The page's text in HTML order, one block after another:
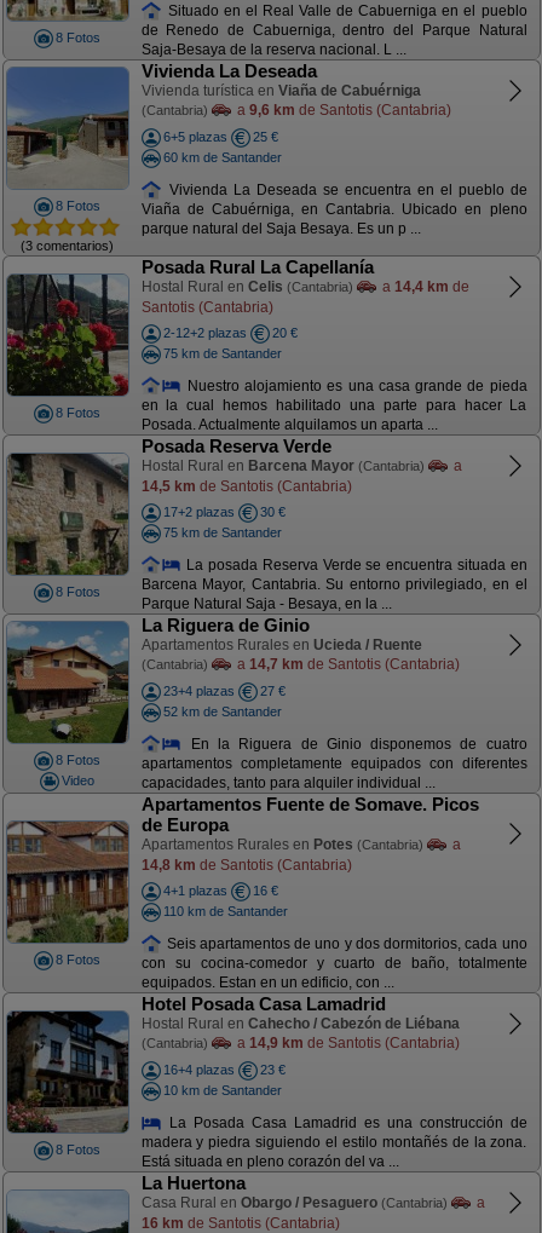
8 Fotos
Situado en el Real Valle de Cabuerniga en el pueblo
de Renedo de Cabuerniga, dentro del Parque Natural
Saja-Besaya de la reserva nacional. L ...
8 Fotos
(3 comentarios)
Vivienda La Deseada
Vivienda turística en Viaña de Cabuérniga
(Cantabria) a 9,6 km de Santotis (Cantabria)
6+5 plazas
25 €
60 km de Santander
Vivienda La Deseada se encuentra en el pueblo de
Viaña de Cabuérniga, en Cantabria. Ubicado en pleno
parque natural del Saja Besaya. Es un p ...
8 Fotos
Posada Rural La Capellanía
Hostal Rural en Celis (Cantabria) a 14,4 km de
Santotis (Cantabria)
2-12+2 plazas
20 €
75 km de Santander
Nuestro alojamiento es una casa grande de pieda
en la cual hemos habilitado una parte para hacer La
Posada. Actualmente alquilamos un aparta ...
8 Fotos
Posada Reserva Verde
Hostal Rural en Barcena Mayor (Cantabria)
a
14,5 km de Santotis (Cantabria)
17+2 plazas
30 €
75 km de Santander
La posada Reserva Verde se encuentra situada en
Barcena Mayor, Cantabria. Su entorno privilegiado, en el
Parque Natural Saja - Besaya, en la ...
8 Fotos
Video
La Riguera de Ginio
Apartamentos Rurales en Ucieda / Ruente
(Cantabria) a 14,7 km de Santotis (Cantabria)
23+4 plazas
27 €
52 km de Santander
En la Riguera de Ginio disponemos de cuatro
apartamentos completamente equipados con diferentes
capacidades, tanto para alquiler individual ...
8 Fotos
Apartamentos Fuente de Somave. Picos
de Europa
Apartamentos Rurales en Potes (Cantabria)
a
14,8 km de Santotis (Cantabria)
4+1 plazas
16 €
110 km de Santander
Seis apartamentos de uno y dos dormitorios, cada uno
con su cocina-comedor y cuarto de baño, totalmente
equipados. Estan en un edificio, con ...
8 Fotos
Hotel Posada Casa Lamadrid
Hostal Rural en Cahecho / Cabezón de Liébana
(Cantabria) a 14,9 km de Santotis (Cantabria)
16+4 plazas
23 €
10 km de Santander
La Posada Casa Lamadrid es una construcción de
madera y piedra siguiendo el estilo montañés de la zona.
Está situada en pleno corazón del va ...
La Huertona
Casa Rural en Obargo / Pesaguero (Cantabria)
a
16 km de Santotis (Cantabria)